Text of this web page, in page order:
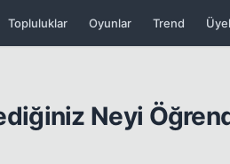
Topluluklar Oyunlar Trend
Neyi